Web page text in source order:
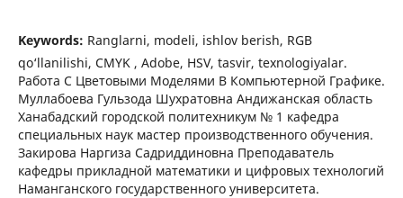
Keywords: Ranglarni, modeli, ishlov berish, RGB
qo‘llanilishi, CMYK , Adobe, HSV, tasvir, texnologiyalar.
Работа С Цветовыми Моделями В Компьютерной Графике.
Муллабоева Гульзода Шухратовна Андижанская область
Ханабадский городской политехникум № 1 кафедра
специальных наук мастер производственного обучения.
Закирова Наргиза Садриддиновна Преподаватель
кафедры прикладной математики и цифровых технологий
Наманганского государственного университета.